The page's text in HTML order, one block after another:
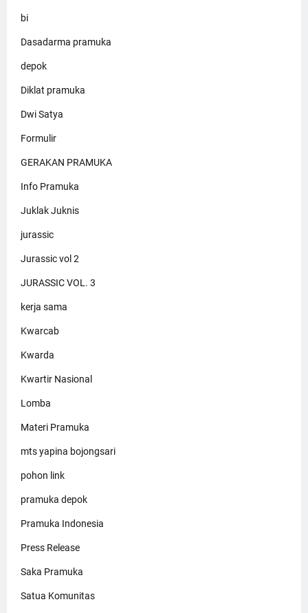
bi
Dasadarma pramuka
depok
Diklat pramuka
Dwi Satya
Formulir
GERAKAN PRAMUKA
Info Pramuka
Juklak Juknis
jurassic
Jurassic vol 2
JURASSIC VOL. 3
kerja sama
Kwarcab
Kwarda
Kwartir Nasional
Lomba
Materi Pramuka
mts yapina bojongsari
pohon link
pramuka depok
Pramuka Indonesia
Press Release
Saka Pramuka
Satua Komunitas